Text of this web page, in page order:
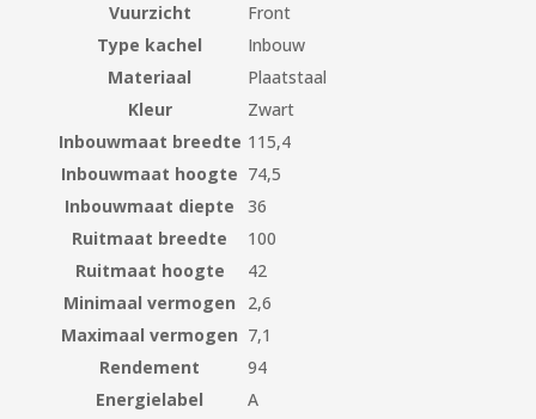
Vuurzicht
Front
Type kachel
Inbouw
Materiaal
Plaatstaal
Kleur
Zwart
Inbouwmaat breedte 115,4
Inbouwmaat hoogte 74,5
Inbouwmaat diepte
36
Ruitmaat breedte
100
Ruitmaat hoogte
42
Minimaal vermogen
2,6
Maximaal vermogen 7,1
Rendement
94
Energielabel
A